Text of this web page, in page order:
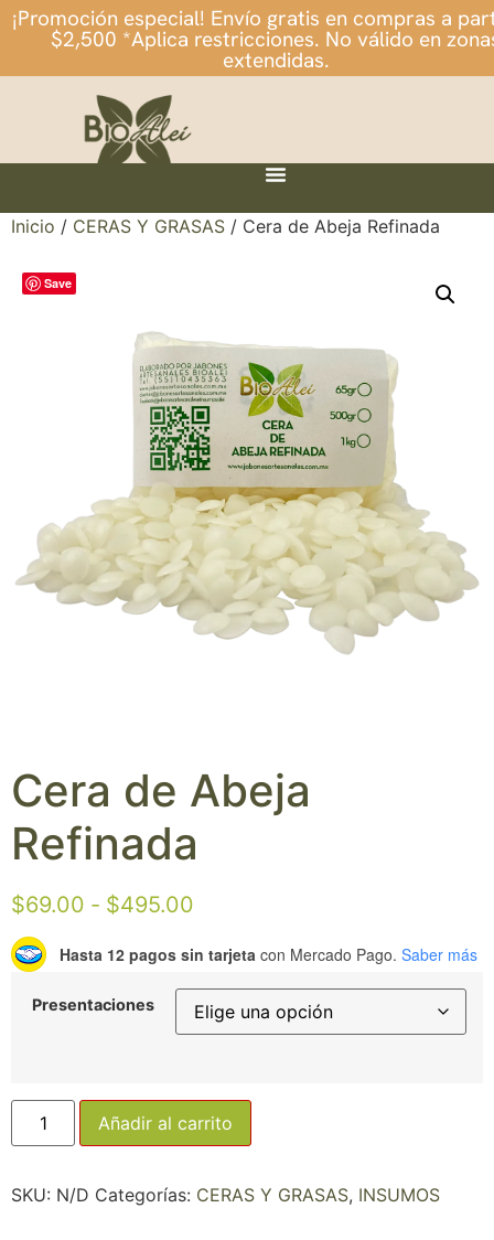
¡Promoción especial! Envío gratis en compras a
$2,500 *Aplica restricciones. No válido en
extendidas.
Inicio / CERAS Y GRASAS / Cera de Abeja Refinada
Save
Cera de Abeja
Refinada
$69.00 - $495.00
Hasta 12 pagos sin tarjeta con Mercado Pago. Saber más
Presentaciones
Añadir al carrito
SKU: N/D Categorías: CERAS Y GRASAS, INSUMOS